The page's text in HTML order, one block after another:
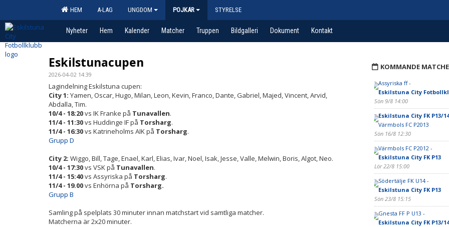
HEM A-LAG UNGDOM POJKAR STYRELSE
Nyheter Hem Kalender Matcher Truppen Bildgalleri Dokument Kontakt
Eskilstunacupen
2026-04-02 14:39
Lagindelning Eskilstuna cupen:
City 1: Yamen, Oscar, Hugo, Milan, Leon, Kevin, Franco, Dante, Gabriel, Majed, Vincent, Arvid,
Abdalla, Tim.
10/4 - 18:20vs IK Franke på Tunavallen.
11/4 - 11:30vs Huddinge IF på Torsharg.
11/4 - 16:30vs Katrineholms AIK på Torsharg.
Grupp D
City 2: Wiggo, Bill, Tage, Enael, Karl, Elias, Ivar, Noel, Isak, Jesse, Valle, Melwin, Boris, Algot, Neo.
10/4 - 17:30vs VSK på Tunavallen.
11/4 - 15:40vs Assyriska på Torsharg.
11/4 - 19.00vs Enhörna på Torsharg.
Grupp B
Samling på spelplats 30 minuter innan matchstart vid samtliga matcher.
Matcherna är 2x20 minuter.
KOMMANDE
Assyriska ff -
Eskilstuna City
Sön 9/8 14:00
Eskilstuna City FK P13/14
Värmbols FC P2013
Sön 16/8 12:30
Värmbols FC P2012 -
Eskilstuna City FK P13
Lör 22/8 15:00
Södertälje FK U14 -
Eskilstuna City FK P13
Sön 23/8 15:15
Gnesta FF P U13 -
Eskilstuna City FK P13/14